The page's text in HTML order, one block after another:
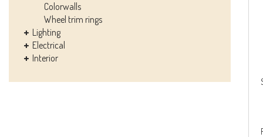
Colorwalls
Wheel trim rings
Lighting
Electrical
Interior